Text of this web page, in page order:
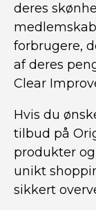
deres
forbrugere,
af deres
Clear
Hvis du
tilbud på
produkter
unikt
sikkert